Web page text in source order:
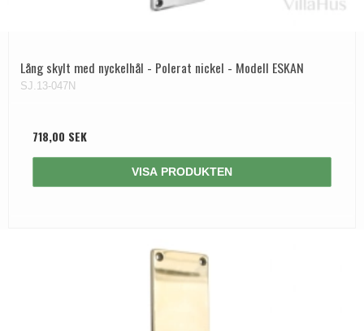
Lång skylt med nyckelhål - Polerat nickel - Modell ESKAN
SJ.13-047N
718,00 SEK
VISA PRODUKTEN